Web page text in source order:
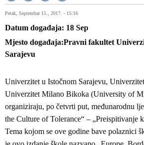
Petak, Septembar 15., 2017. - 15:16
Datum događaja 18 Sep
Mjesto događaja Pravni fakultet
Sarajevu
Univerzitet u Istočnom Sarajevu,
Univerzitet Milano Bikoka (University of
organiziraju, po četvrti put, međunarodnu
the Culture of Tolerance“ – „Preispitivanje
Tema kojom se ove godine bave polaznici